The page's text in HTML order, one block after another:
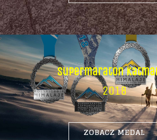
Supermaraton
2018
ZOBACZ MEDAL